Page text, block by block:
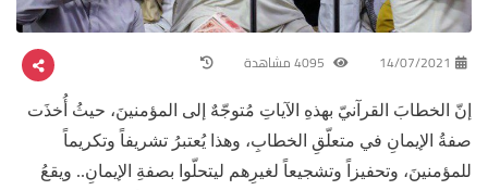
14/07/2021
إنّ الخطابَ القرآنيّ بهذهِ الآياتِ مُتوجّهٌ إلى المؤمنينَ، حيثُ أُخذَت
صفةُ الإيمانِ في متعلّقِ الخطابِ، وهذا يُعتبرُ تشريفاً وتكريماً
للمؤمنينَ، وتحفيزاً وتشجيعاً لغيرِهم ليتحلّوا بصفةِ الإيمانِ.. ويقعُ